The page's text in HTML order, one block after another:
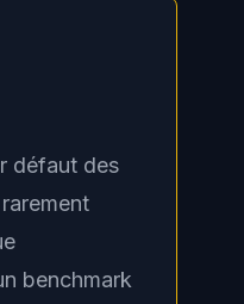
défaut des
benchmark